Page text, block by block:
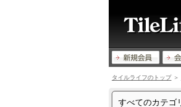
タイルライフのトップ＞